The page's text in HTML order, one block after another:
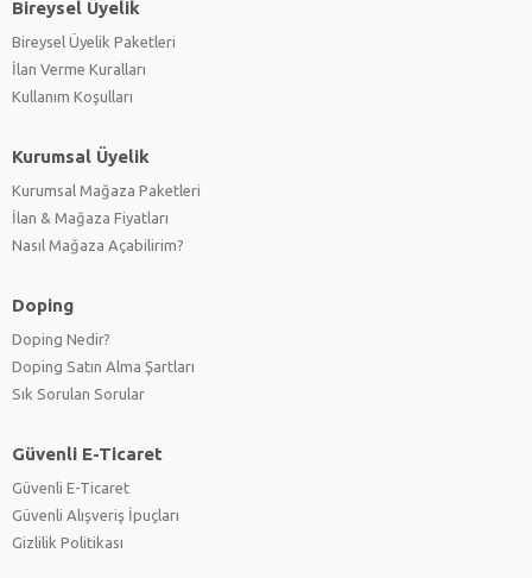
Bireysel Üyelik
Bireysel Üyelik Paketleri
İlan Verme Kuralları
Kullanım Koşulları
Kurumsal Üyelik
Kurumsal Mağaza Paketleri
İlan & Mağaza Fiyatları
Nasıl Mağaza Açabilirim?
Doping
Doping Nedir?
Doping Satın Alma Şartları
Sık Sorulan Sorular
Güvenli E-Ticaret
Güvenli E-Ticaret
Güvenli Alışveriş İpuçları
Gizlilik Politikası